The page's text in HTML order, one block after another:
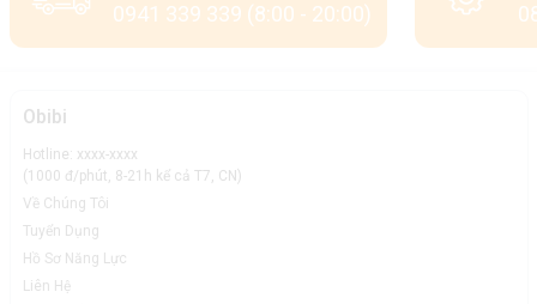
0941 339 339 (8:00 - 20:00)
Obibi
Hotline: xxxx-xxxx
(1000 đ/phút, 8-21h kể cả T7, CN)
Về Chúng Tôi
Tuyển Dụng
Hồ Sơ Năng Lực
Liên Hệ